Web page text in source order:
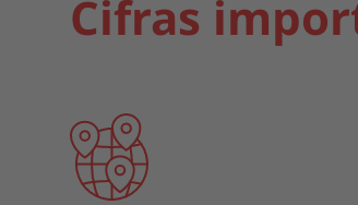
Cifras